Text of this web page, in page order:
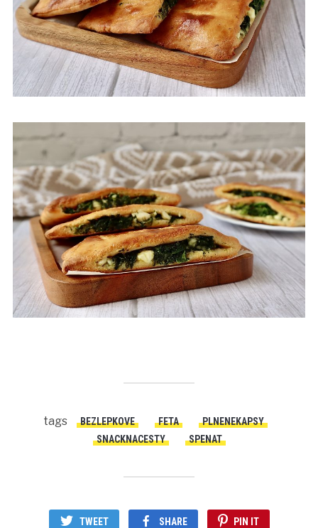
tags BEZLEPKOVE FETA
PLNENEKAPSY
SNACKNACESTY
SPENAT
TWEET SHARE PIN IT